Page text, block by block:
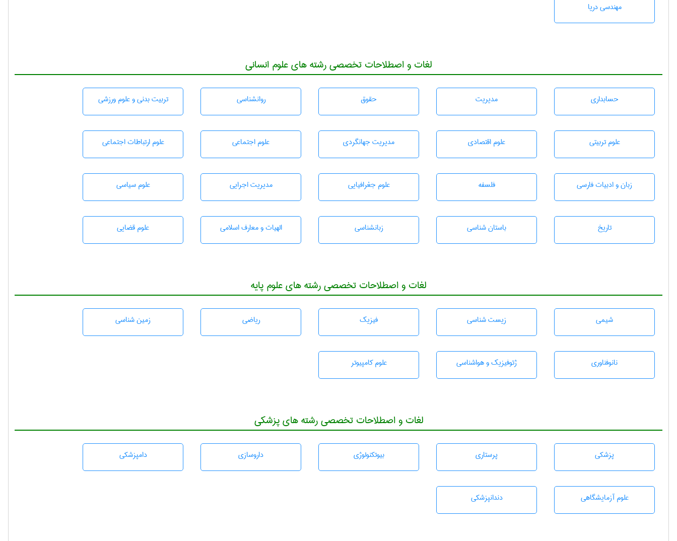
مهندسی دریا
لغات و اصطلاحات تخصصی رشته های علوم انسانی
حسابداری مديريت حقوق روانشناسی تربيت بدنی و علوم ورزشی
علوم تربيتی علوم اقتصادی مديريت جهانگردی علوم اجتماعی علوم ارتباطات اجتماعی
زبان و ادبيات فارسی فلسفه علوم جغرافيايی مديريت اجرايی علوم سياسی
تاريخ باستان شناسی زبانشناسی الهیات و معارف اسلامی علوم قضایی
لغات و اصطلاحات تخصصی رشته های علوم پایه
شيمی زيست شناسی فیزیک رياضی زمين شناسی
نانوفناوری ژئوفيزيك و هواشناسی علوم کامپیوتر
لغات و اصطلاحات تخصصی رشته های پزشکی
پزشكی پرستاری بيوتكنولوژی داروسازی دامپزشكی
علوم آزمايشگاهی دندانپزشكی